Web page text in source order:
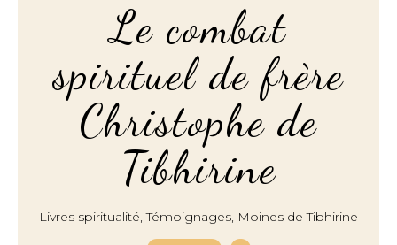
Le combat
spirituel de frère
Christophe de
Tibhirine
Livres spiritualité,Témoignages, Moines de Tibhirine